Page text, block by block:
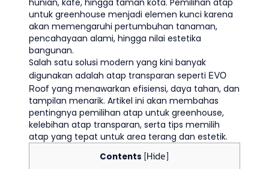
untuk greenhouse menjadi elemen kunci karena
akan memengaruhi pertumbuhan tanaman,
pencahayaan alami, hingga nilai estetika
bangunan.
Salah satu solusi modern yang kini banyak
digunakan adalah atap transparan seperti EVO
Roof yang menawarkan efisiensi, daya tahan, dan
tampilan menarik. Artikel ini akan membahas
pentingnya pemilihan atap untuk greenhouse,
kelebihan atap transparan, serta tips memilih
atap yang tepat untuk area terang dan estetik.
Contents Hide